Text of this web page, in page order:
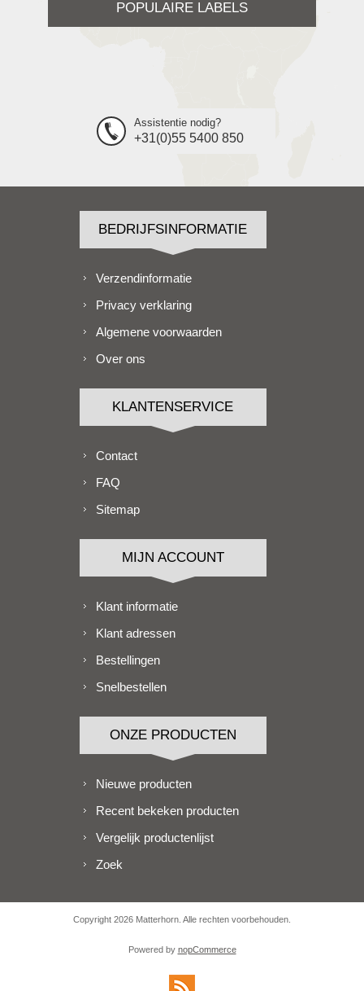
POPULAIRE LABELS
Assistentie nodig?
+31(0)55 5400 850
BEDRIJFSINFORMATIE
Verzendinformatie
Privacy verklaring
Algemene voorwaarden
Over ons
KLANTENSERVICE
Contact
FAQ
Sitemap
MIJN ACCOUNT
Klant informatie
Klant adressen
Bestellingen
Snelbestellen
ONZE PRODUCTEN
Nieuwe producten
Recent bekeken producten
Vergelijk productenlijst
Zoek
Copyright 2026 Matterhorn. Alle rechten voorbehouden.
Powered by nopCommerce